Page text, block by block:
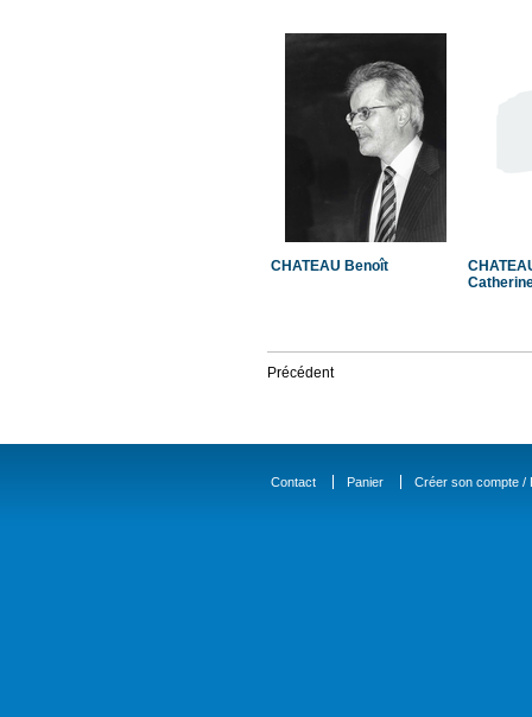
CHATEAU Benoît
Précédent
Contact Panier Créer son compte /